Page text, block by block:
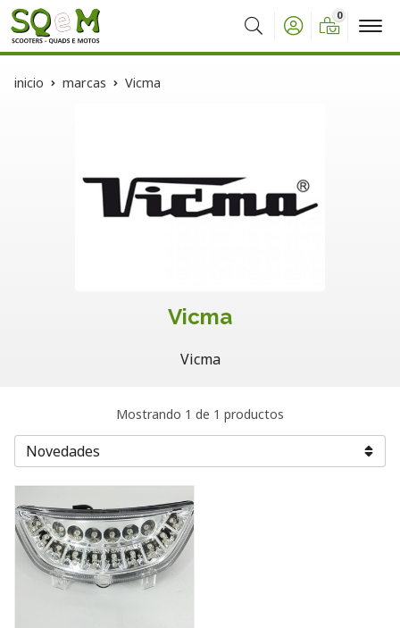
Buscar
0
inicio marcas Vicma
Vicma
Vicma
Mostrando 1 de 1 productos